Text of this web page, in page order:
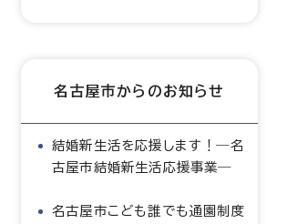
名古屋市からのお知らせ
結婚新生活を応援します！―名
古屋市結婚新生活応援事業―
名古屋市こども誰でも通園制度